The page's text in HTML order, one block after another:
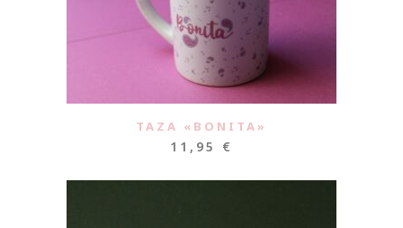
TAZA «BONITA»
11,95 €